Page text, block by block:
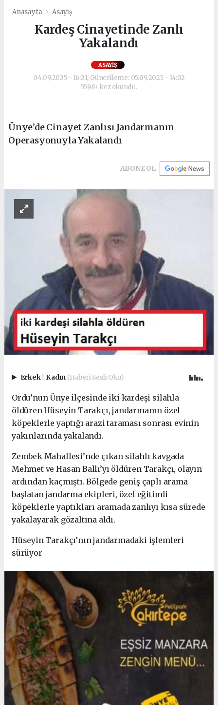
Anasayfa Asayiş
Kardeş Cinayetinde Zanlı
Yakalandı
ASAYIŞ
04.09.2025 - 16:21, Güncelleme: 05.09.2025 - 14:02
5598+ kez okundu.
Ünye’de Cinayet Zanlısı Jandarmanın
Operasyonuyla Yakalandı
ABONE OL
Erkek Kadın (Haberi Sesli Oku)
Ordu’nun Ünye ilçesinde iki kardeşi silahla
öldüren Hüseyin Tarakçı, jandarmanın özel
köpeklerle yaptığı arazi taraması sonrası evinin
yakınlarında yakalandı.
Zembek Mahallesi’nde çıkan silahlı kavgada
Mehmet ve Hasan Ballı’yı öldüren Tarakçı, olayın
ardından kaçmıştı. Bölgede geniş çaplı arama
başlatan jandarma ekipleri, özel eğitimli
köpeklerle yaptıkları aramada zanlıyı kısa sürede
yakalayarak gözaltına aldı.
Hüseyin Tarakçı’nın jandarmadaki işlemleri
sürüyor